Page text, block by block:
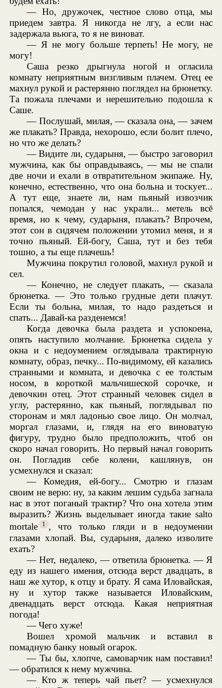
— Но, дружочек, честное слово отца, мы
приедем завтра. Я никогда не лгу, а если нас
задержала вьюга, то я не виноват.
— Я не могу больше терпеть! Не могу, не
могу!
Саша резко дрыгнула ногой и огласила
комнату неприятным визгливым плачем. Отец ее
махнул рукой и растерянно поглядел на брюнетку.
Та пожала плечами и нерешительно подошла к
Саше.
— Послушай, милая, — сказала она, — зачем
же плакать? Правда, нехорошо, если болит плечо,
но что же делать?
— Видите ли, сударыня, — быстро заговорил
мужчина, как бы оправдываясь, — мы не спали
две ночи и ехали в отвратительном экипаже. Ну,
конечно, естественно, что она больна и тоскует...
А тут еще, знаете ли, нам пьяный извозчик
попался, чемодан у нас украли... метель всё
время, но к чему, сударыня, плакать? Впрочем,
этот сон в сидячем положении утомил меня, и я
точно пьяный. Ей-богу, Саша, тут и без тебя
тошно, а ты еще плачешь!
Мужчина покрутил головой, махнул рукой и
сел.
— Конечно, не следует плакать, — сказала
брюнетка. — Это только грудные дети плачут.
Если ты больна, милая, то надо раздеться и
спать... Давай-ка разденемся!
Когда девочка была раздета и успокоена,
опять наступило молчание. Брюнетка сидела у
окна и с недоумением оглядывала трактирную
комнату, образ, печку... По-видимому, ей казались
странными и комната, и девочка с ее толстым
носом, в короткой мальчишеской сорочке, и
девочкин отец. Этот странный человек сидел в
углу, растерянно, как пьяный, поглядывал по
сторонам и мял ладонью свое лицо. Он молчал,
моргал глазами, и, глядя на его виноватую
фигуру, трудно было предположить, чтоб он
скоро начал говорить. Но первый начал говорить
он. Погладив себе колени, кашлянув, он
усмехнулся и сказал:
— Комедия, ей-богу... Смотрю и глазам
своим не верю: ну, за каким лешим судьба загнала
нас в этот поганый трактир? Что она хотела этим
выразить? Жизнь выделывает иногда такие salto
mortale
1 , что только гляди и в недоумении
глазами хлопай. Вы, сударыня, далеко изволите
ехать?
— Нет, недалеко, — ответила брюнетка. — Я
еду из нашего имения, отсюда верст двадцать, в
наш же хутор, к отцу и брату. Я сама Иловайская,
ну и хутор также называется Иловайским,
двенадцать верст отсюда. Какая неприятная
погода!
— Чего хуже!
Вошел хромой мальчик и вставил в
помадную банку новый огарок.
— Ты бы, хлопче, самоварчик нам поставил!
— обратился к нему мужчина.
— Кто ж теперь чай пьет? — усмехнулся